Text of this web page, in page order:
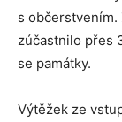
s
zúčastnilo přes
se památky.
Výtěžek ze